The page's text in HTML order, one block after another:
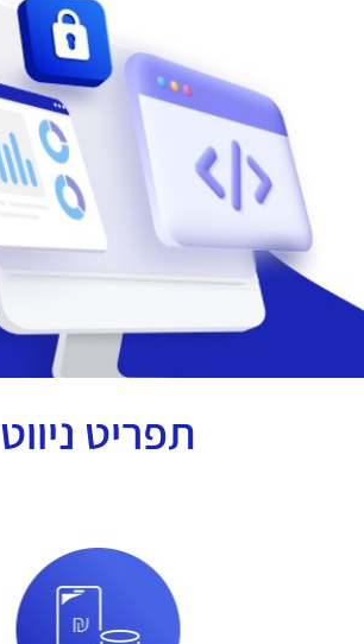
תפריט ניווט